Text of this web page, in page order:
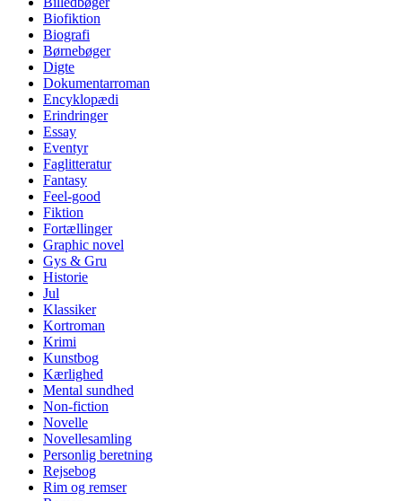
Biofiktion
Biografi
Børnebøger
Digte
Dokumentarroman
Encyklopædi
Erindringer
Essay
Eventyr
Faglitteratur
Fantasy
Feel-good
Fiktion
Fortællinger
Graphic novel
Gys & Gru
Historie
Jul
Klassiker
Kortroman
Krimi
Kunstbog
Kærlighed
Mental sundhed
Non-fiction
Novelle
Novellesamling
Personlig beretning
Rejsebog
Rim og remser